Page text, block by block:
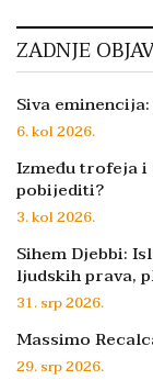
ZADNJE
Siva
6. kol 2026.
Između trofeja i
pobijediti?
3. kol 2026.
Sihem Djebbi:
ljudskih prava,
31. srp 2026.
Massimo
29. srp 2026.